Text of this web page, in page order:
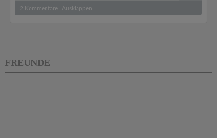
2 Kommentare Ausklappen
FREUNDE